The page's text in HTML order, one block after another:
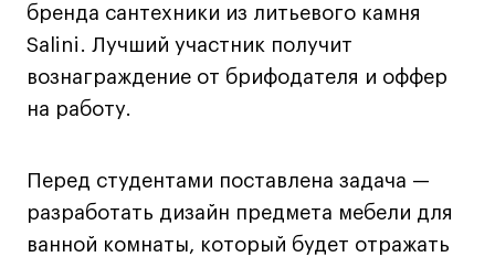
UX/UI-дизайн
Маркетинг
Все программы
Маркетинг
бренда сантехники из литьевого камня
Salini. Лучший участник получит
вознаграждение от брифодателя и оффер
на работу.
Перед студентами поставлена задача —
разработать дизайн предмета мебели для
ванной комнаты, который будет отражать